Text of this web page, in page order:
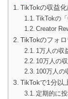
TikTokの収益
TikTokの
Creator
TikTokのフォ
1万人の収
10万人の
100万人の
TikTokで1分以
定期的に